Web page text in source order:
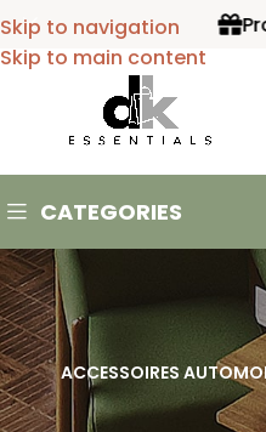
Skip to navigation
Skip to main content
Profitez de
CATEGORIES
ACCESSOIRES
FILTRER PAR PRIX